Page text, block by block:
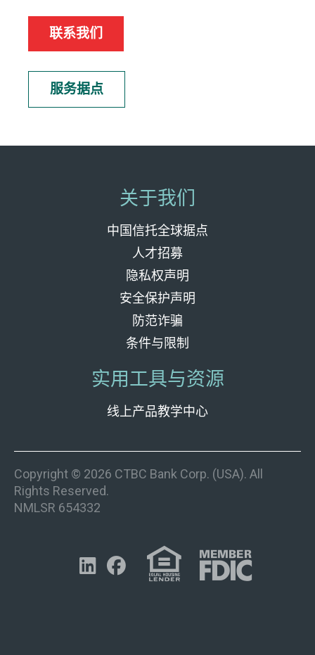
联系我们
服务据点
关于我们
中国信托全球据点
人才招募
隐私权声明
安全保护声明
防范诈骗
条件与限制
实用工具与资源
线上产品教学中心
Copyright © 2026 CTBC Bank Corp. (USA). All
Rights Reserved.
NMLSR 654332
 